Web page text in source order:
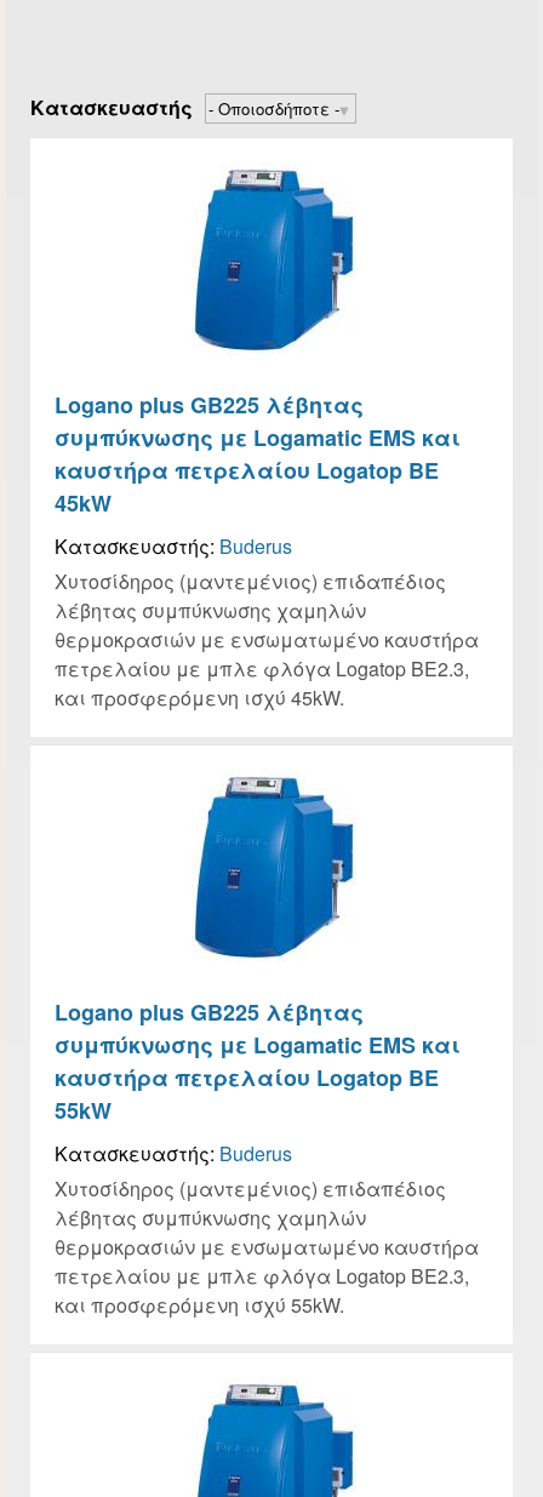
Κατασκευαστής
Logano plus GB225 λέβητας
συμπύκνωσης με Logamatic EMS και
καυστήρα πετρελαίου Logatop BE
45kW
Κατασκευαστής: Buderus
Χυτοσίδηρος (μαντεμένιος) επιδαπέδιος
λέβητας συμπύκνωσης χαμηλών
θερμοκρασιών με ενσωματωμένο καυστήρα
πετρελαίου με μπλε φλόγα Logatop BE2.3,
και προσφερόμενη ισχύ 45kW.
Logano plus GB225 λέβητας
συμπύκνωσης με Logamatic EMS και
καυστήρα πετρελαίου Logatop BE
55kW
Κατασκευαστής: Buderus
Χυτοσίδηρος (μαντεμένιος) επιδαπέδιος
λέβητας συμπύκνωσης χαμηλών
θερμοκρασιών με ενσωματωμένο καυστήρα
πετρελαίου με μπλε φλόγα Logatop BE2.3,
και προσφερόμενη ισχύ 55kW.